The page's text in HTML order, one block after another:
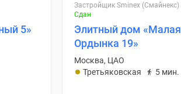
5»
Застройщик Sminex (Смайнекс)
Сдан
Элитный дом «Малая
Ордынка 19»
Москва, ЦАО
Третьяковская
5 мин.